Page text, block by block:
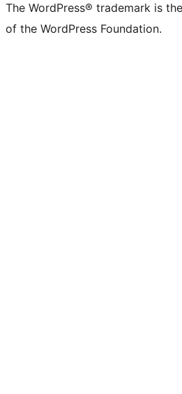
The WordPress® trademark is
of the WordPress Foundation.